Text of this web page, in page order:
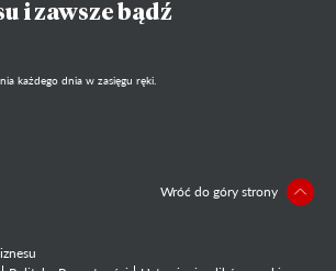
i zawsze bądź
każdego dnia w zasięgu ręki.
Wróć do góry strony